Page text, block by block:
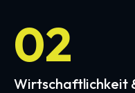
02
Wirtschaftlichkeit